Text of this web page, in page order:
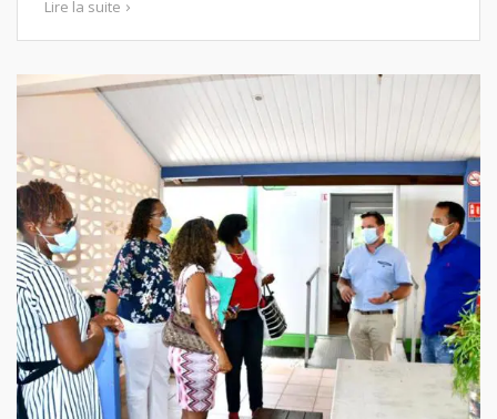
Lire la suite